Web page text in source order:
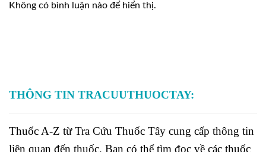
Không có bình luận nào để hiển thị.
THÔNG TIN TRACUUTHUOCTAY:
Thuốc A-Z từ Tra Cứu Thuốc Tây cung cấp thông tin
liên quan đến thuốc. Bạn có thể tìm đọc về các thuốc